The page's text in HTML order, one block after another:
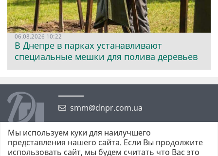
06.08.2026 10:22
В Днепре в парках устанавливают
специальные мешки для полива деревьев
smm@dnpr.com.ua
Мы используем куки для наилучшего
представления нашего сайта. Если Вы продолжите
использовать сайт, мы будем считать что Вас это